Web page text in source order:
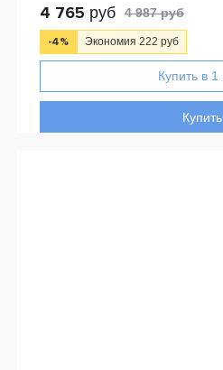
4 765 руб 4 987 руб
-4% Экономия 222 руб
Купить